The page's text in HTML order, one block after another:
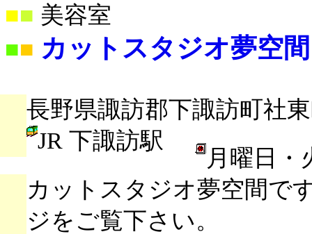
■ 美容室
■■ カットスタジオ夢空間
長野県諏訪郡下諏訪町社
JR 下諏訪駅
月曜日・
カットスタジオ夢空間で
ジをご覧下さい。